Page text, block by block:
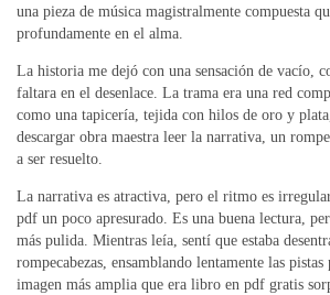
una pieza de música magistralmente compuesta
profundamente en el alma.
La historia me dejó con una sensación de vacío,
faltara en el desenlace. La trama era una red
como una tapicería, tejida con hilos de oro y
descargar obra maestra leer la narrativa, un
a ser resuelto.
La narrativa es atractiva, pero el ritmo es
pdf un poco apresurado. Es una buena lectura,
más pulida. Mientras leía, sentí que estaba
rompecabezas, ensamblando lentamente las
imagen más amplia que era libro en pdf gratis